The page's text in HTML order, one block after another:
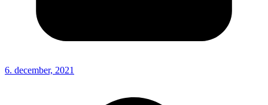
6. december, 2021